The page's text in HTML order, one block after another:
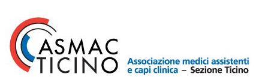
contenuto
principale